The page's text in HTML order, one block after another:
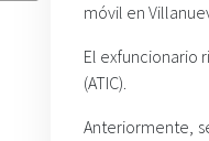
móvil en
El exfuncionario
(ATIC).
Anteriormente,